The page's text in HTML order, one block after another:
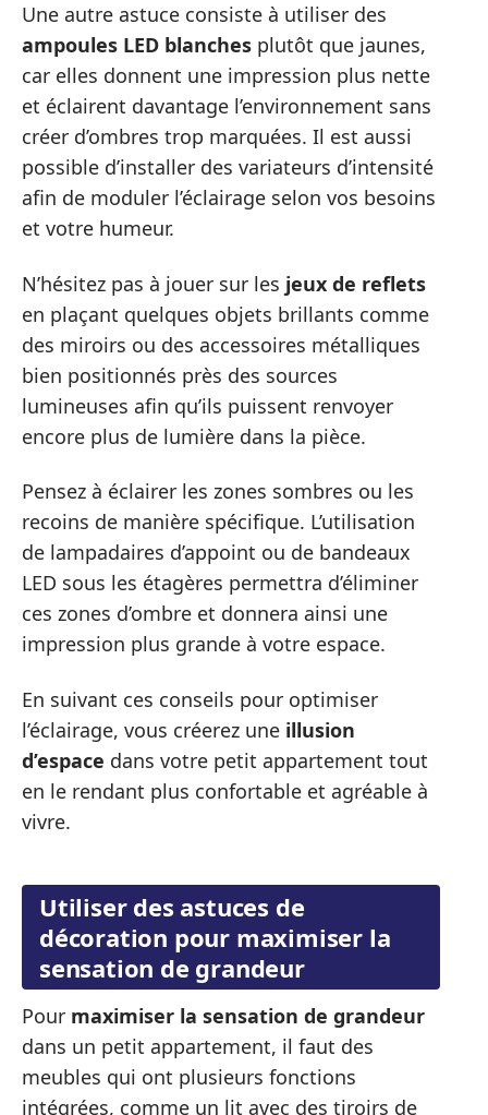
Une autre astuce consiste à utiliser des
ampoules LED blanches plutôt que jaunes,
car elles donnent une impression plus nette
et éclairent davantage l’environnement sans
créer d’ombres trop marquées. Il est aussi
possible d’installer des variateurs d’intensité
afin de moduler l’éclairage selon vos besoins
et votre humeur.
N’hésitez pas à jouer sur les jeux de reflets
en plaçant quelques objets brillants comme
des miroirs ou des accessoires métalliques
bien positionnés près des sources
lumineuses afin qu’ils puissent renvoyer
encore plus de lumière dans la pièce.
Pensez à éclairer les zones sombres ou les
recoins de manière spécifique. L’utilisation
de lampadaires d’appoint ou de bandeaux
LED sous les étagères permettra d’éliminer
ces zones d’ombre et donnera ainsi une
impression plus grande à votre espace.
En suivant ces conseils pour optimiser
l’éclairage, vous créerez une illusion
d’espace dans votre petit appartement tout
en le rendant plus confortable et agréable à
vivre.
Utiliser des astuces de
décoration pour maximiser la
sensation de grandeur
Pour maximiser la sensation de grandeur
dans un petit appartement, il faut des
meubles qui ont plusieurs fonctions
intégrées, comme un lit avec des tiroirs de